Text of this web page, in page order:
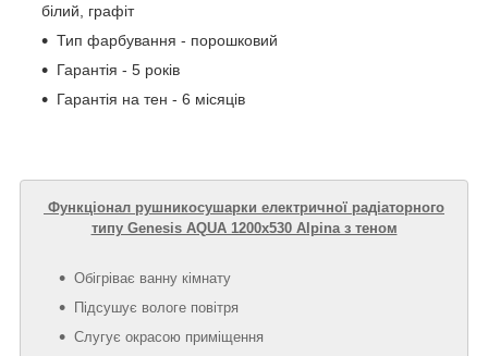
білий, графіт
Тип фарбування - порошковий
Гарантія - 5 років
Гарантія на тен - 6 місяців
Функціонал рушникосушарки електричної радіаторного
типу Genesis AQUA 1200х530 Alpina з теном
Обігріває ванну кімнату
Підсушує вологе повітря
Слугує окрасою приміщення